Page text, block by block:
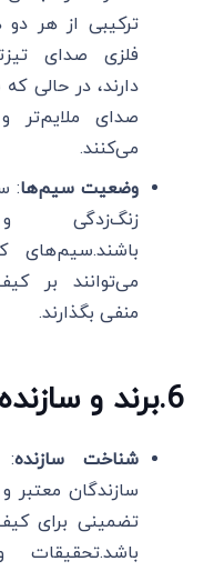
ترکیبی از هر
فلزی صدای
دارند، در حالی
صدای ملایم‌تر
می‌کنند.
وضعیت سیم‌ها:
زنگ‌زدگی
باشند.سیم‌های
می‌توانند بر
منفی بگذارند.
6
.برند و سازنده
شناخت سازنده:
سازندگان معتبر
تضمینی برای